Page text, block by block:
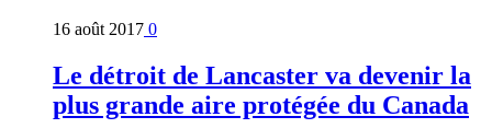
16 août 2017 0
Le détroit de Lancaster va devenir la
plus grande aire protégée du Canada